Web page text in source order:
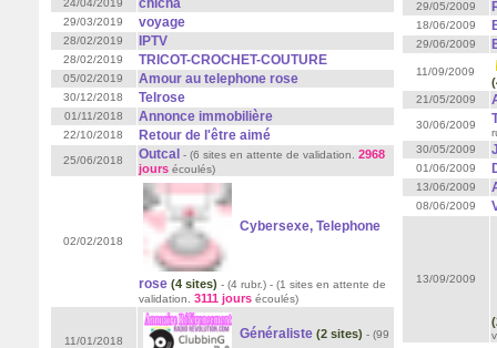
24/04/2019
chicha
29/03/2019 voyage
28/02/2019 IPTV
28/02/2019 TRICOT-CROCHET-COUTURE
05/02/2019 Amour au telephone rose
30/12/2018 Telrose
01/11/2018 Annonce immobilière
22/10/2018 Retour de l'être aimé
25/06/2018 Outcal - (6 sites en attente de validation. 2968
joursécoulés)
02/02/2018
Cybersexe, Telephone
rose (4 sites) - (4 rubr.) - (1 sites en attente de
validation. 3111 joursécoulés)
11/01/2018 Généraliste (2 sites) - (99
29/05/2009
18/06/2009
29/06/2009
11/09/2009
21/05/2009
30/06/2009
30/05/2009
01/06/2009
13/06/2009
08/06/2009
13/09/2009